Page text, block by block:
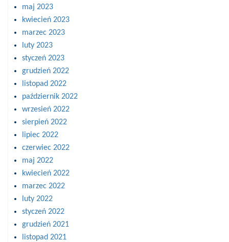
maj 2023
kwiecień 2023
marzec 2023
luty 2023
styczeń 2023
grudzień 2022
listopad 2022
październik 2022
wrzesień 2022
sierpień 2022
lipiec 2022
czerwiec 2022
maj 2022
kwiecień 2022
marzec 2022
luty 2022
styczeń 2022
grudzień 2021
listopad 2021